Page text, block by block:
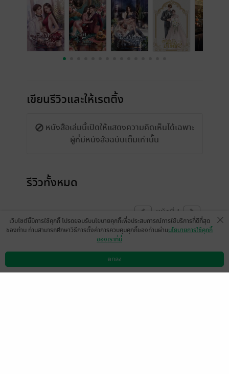
เขียนรีวิวและให้เรตติ้ง
หนังสือเล่มนี้เปิดให้แสดงความคิดเห็นได้เฉพาะ
ผู้ที่มีหนังสือฉบับเต็มเท่านั้น
รีวิวทั้งหมด
หน้าที่ 1
ดาวน์โหลดแอป วิธีการใช้งาน ติดต่อเรา
เว็บไซต์นี้มีการใช้คุกกี้ โปรดยอมรับนโยบายคุกกี้เพื่อประสบการณ์การใช้บริการที่ดีที่สุด
ของท่าน ท่านสามารถศึกษาวิธีการตั้งค่าการควบคุมคุกกี้ของท่านผ่านนโยบายการใช้คุกกี้
ของเราที่นี่
ตกลง